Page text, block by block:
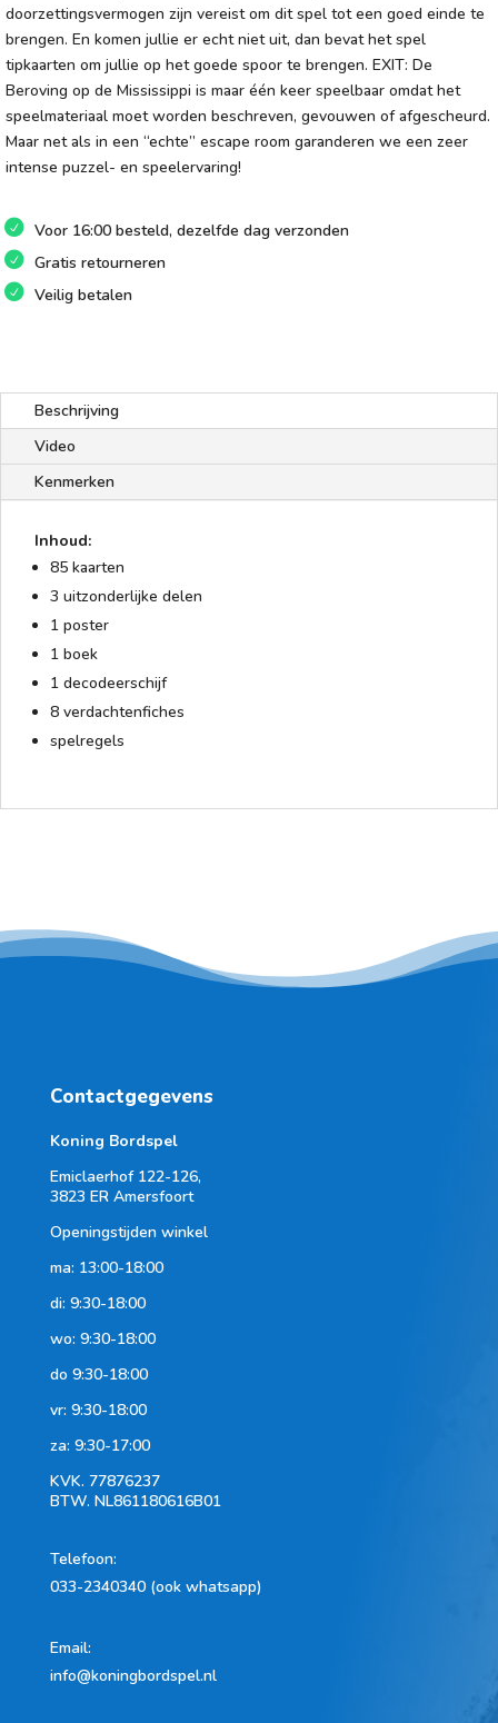
doorzettingsvermogen zijn vereist om dit spel tot een goed einde te
brengen. En komen jullie er echt niet uit, dan bevat het spel
tipkaarten om jullie op het goede spoor te brengen. EXIT: De
Beroving op de Mississippi is maar één keer speelbaar omdat het
speelmateriaal moet worden beschreven, gevouwen of afgescheurd.
Maar net als in een “echte” escape room garanderen we een zeer
intense puzzel- en speelervaring!
Voor 16:00 besteld, dezelfde dag verzonden
Gratis retourneren
Veilig betalen
Beschrijving
Video
Kenmerken
Inhoud:
85 kaarten
3 uitzonderlijke delen
1 poster
1 boek
1 decodeerschijf
8 verdachtenfiches
spelregels
Contactgegevens
Koning Bordspel
Emiclaerhof 122-126,
3823 ER Amersfoort
Openingstijden winkel
ma: 13:00-18:00
di: 9:30-18:00
wo: 9:30-18:00
do 9:30-18:00
vr: 9:30-18:00
za: 9:30-17:00
KVK. 77876237
BTW. NL861180616B01
Telefoon:
033-2340340 (ook whatsapp)
Email:
info@koningbordspel.nl